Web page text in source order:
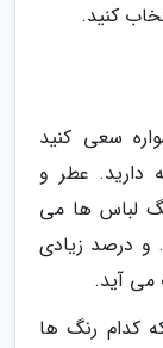
کنید.
سعی کنید
دارید. عطر و
لباس ها می
و درصد زیادی
آید.
کدام رنگ ها